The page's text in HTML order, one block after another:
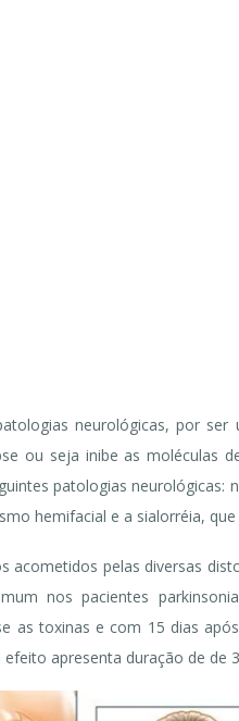
neurológicas, por ser
ou seja inibe as moléculas
patologias neurológicas:
hemifacial e a sialorréia,
acometidos pelas diversas
nos pacientes
as toxinas e com 15 dias
apresenta duração de de